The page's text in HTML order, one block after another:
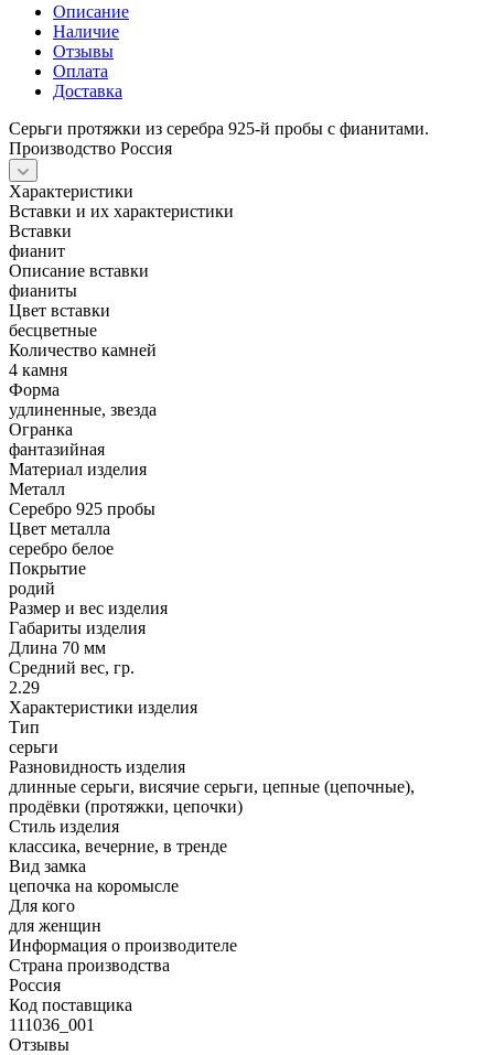
Описание
Наличие
Отзывы
Оплата
Доставка
Серьги протяжки из серебра 925-й пробы с фианитами.
Производство Россия
Характеристики
Вставки и их характеристики
Вставки
фианит
Описание вставки
фианиты
Цвет вставки
бесцветные
Количество камней
4 камня
Форма
удлиненные, звезда
Огранка
фантазийная
Материал изделия
Металл
Серебро 925 пробы
Цвет металла
серебро белое
Покрытие
родий
Размер и вес изделия
Габариты изделия
Длина 70 мм
Средний вес, гр.
2.29
Характеристики изделия
Тип
серьги
Разновидность изделия
длинные серьги, висячие серьги, цепные (цепочные),
продёвки (протяжки, цепочки)
Стиль изделия
классика, вечерние, в тренде
Вид замка
цепочка на коромысле
Для кого
для женщин
Информация о производителе
Страна производства
Россия
Код поставщика
111036_001
Отзывы